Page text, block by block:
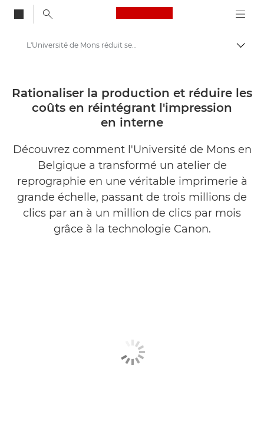
Canon Logo, back
Solutions et services
Evénements et témoignages
L'Université de Mons réduit ses coûts avec la technologie d'impression Canon
Rationaliser la production et réduire les
coûts en réintégrant l'impression
en interne
Découvrez comment l'Université de Mons en
Belgique a transformé un atelier de
reprographie en une véritable imprimerie à
grande échelle, passant de trois millions de
clics par an à un million de clics par mois
grâce à la technologie Canon.